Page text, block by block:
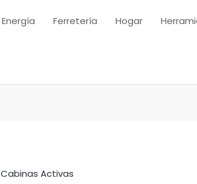
Energía Ferretería Hogar
Cabinas Activas